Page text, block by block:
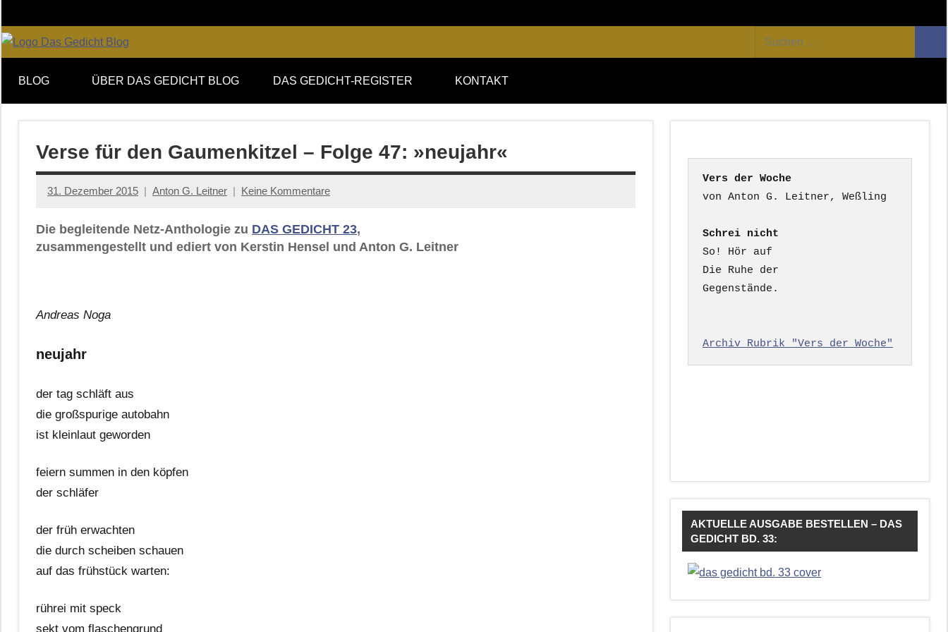
Inhalt
springen
DAS
GEDICHT
blog
von
DAS
GEDICHT.
Zeitschrift
für
Lyrik,
Essay
Kritik
Suchen
nach:
BLOG ÜBER DAS GEDICHT BLOG DAS GEDICHT-REGISTER KONTAKT
Verse für den Gaumenkitzel – Folge 47: »neujahr«
31. Dezember 2015 Anton G. Leitner Keine Kommentare
Die begleitende Netz-Anthologie zu DAS GEDICHT 23,
zusammengestellt und ediert von Kerstin Hensel und Anton G. Leitner
Andreas Noga
neujahr
der tag schläft aus
die großspurige autobahn
ist kleinlaut geworden
feiern summen in den köpfen
der schläfer
der früh erwachten
die durch scheiben schauen
auf das frühstück warten:
rührei mit speck
sekt vom flaschengrund
Vers der Woche
Schrei nicht
So! Hör auf
Die Ruhe der
Gegenstände.
Archiv Rubrik "Vers der Woche"
AKTUELLE AUSGABE BESTELLEN – DAS
GEDICHT BD. 33: